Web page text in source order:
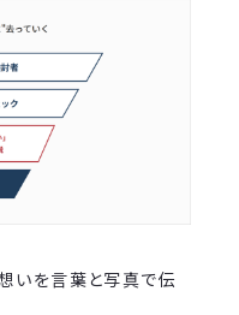
いを言葉と写真で伝